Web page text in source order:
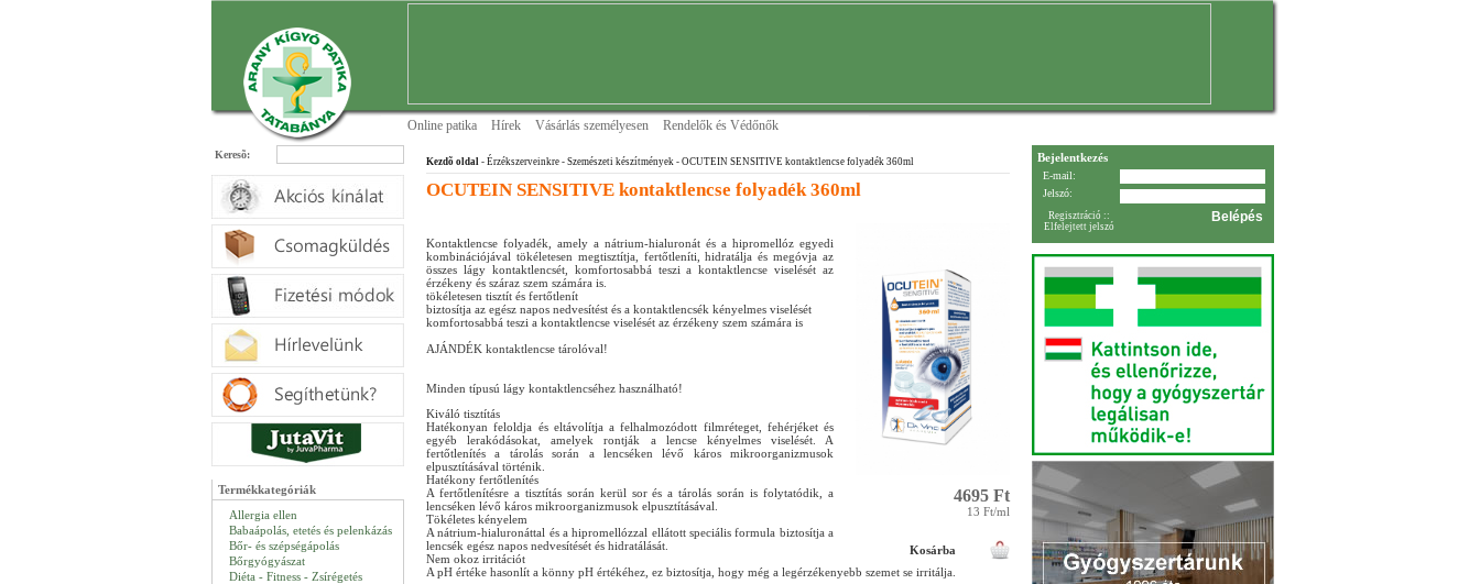
Online patika Hírek Vásárlás személyesen Rendelők és Védőnők
Keresõ:
Termékkategóriák
Allergia ellen
Babaápolás, etetés és pelenkázás
Bőr- és szépségápolás
Bőrgyógyászat
Diéta - Fitness - Zsírégetés
Kezdõ oldal - Érzékszerveinkre - Szemészeti készítmények - OCUTEIN SENSITIVE kontaktlencse folyadék 360ml
OCUTEIN SENSITIVE kontaktlencse folyadék 360ml
4695 Ft
13 Ft/ml
Kosárba
Kontaktlencse folyadék, amely a nátrium-hialuronát és a hipromellóz egyedi
kombinációjával tökéletesen megtisztítja, fertőtleníti, hidratálja és megóvja az
összes lágy kontaktlencsét, komfortosabbá teszi a kontaktlencse viselését az
érzékeny és száraz szem számára is.
tökéletesen tisztít és fertőtlenít
biztosítja az egész napos nedvesítést és a kontaktlencsék kényelmes viselését
komfortosabbá teszi a kontaktlencse viselését az érzékeny szem számára is
AJÁNDÉK kontaktlencse tárolóval!
Minden típusú lágy kontaktlencséhez használható!
Kiváló tisztítás
Hatékonyan feloldja és eltávolítja a felhalmozódott filmréteget, fehérjéket és
egyéb lerakódásokat, amelyek rontják a lencse kényelmes viselését. A
fertőtlenítés a tárolás során a lencséken lévő káros mikroorganizmusok
elpusztításával történik.
Hatékony fertőtlenítés
A fertőtlenítésre a tisztítás során kerül sor és a tárolás során is folytatódik, a
lencséken lévő káros mikroorganizmusok elpusztításával.
Tökéletes kényelem
A nátrium-hialuronáttal és a hipromellózzal ellátott speciális formula biztosítja a
lencsék egész napos nedvesítését és hidratálását.
Nem okoz irritációt
A pH értéke hasonlít a könny pH értékéhez, ez biztosítja, hogy még a legérzékenyebb szemet se irritálja.
Bejelentkezés
E-mail:
Jelszó:
Regisztráció ::
Elfelejtett jelszó